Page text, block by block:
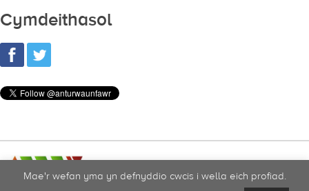
Cymdeithasol
Mae'r wefan yma yn defnyddio cwcis i wella eich profiad.